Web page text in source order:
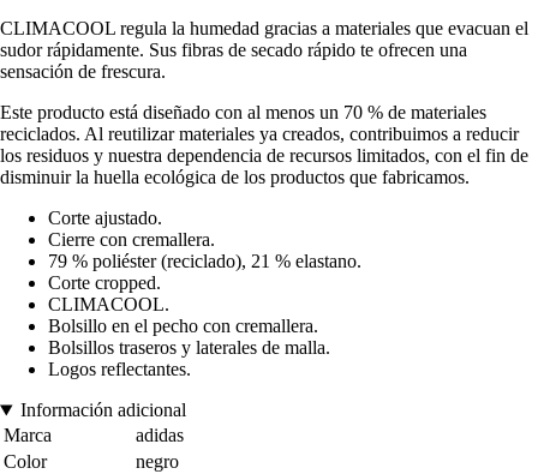
CLIMACOOL regula la humedad gracias a materiales que evacuan el
sudor rápidamente. Sus fibras de secado rápido te ofrecen una
sensación de frescura.
Este producto está diseñado con al menos un 70 % de materiales
reciclados. Al reutilizar materiales ya creados, contribuimos a reducir
los residuos y nuestra dependencia de recursos limitados, con el fin de
disminuir la huella ecológica de los productos que fabricamos.
Corte ajustado.
Cierre con cremallera.
79 % poliéster (reciclado), 21 % elastano.
Corte cropped.
CLIMACOOL.
Bolsillo en el pecho con cremallera.
Bolsillos traseros y laterales de malla.
Logos reflectantes.
Información adicional
Marca
adidas
Color
negro